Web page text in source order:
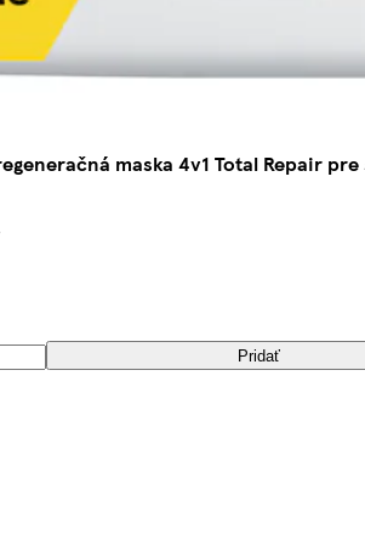
maska 4v1 Total Repair
Pridať